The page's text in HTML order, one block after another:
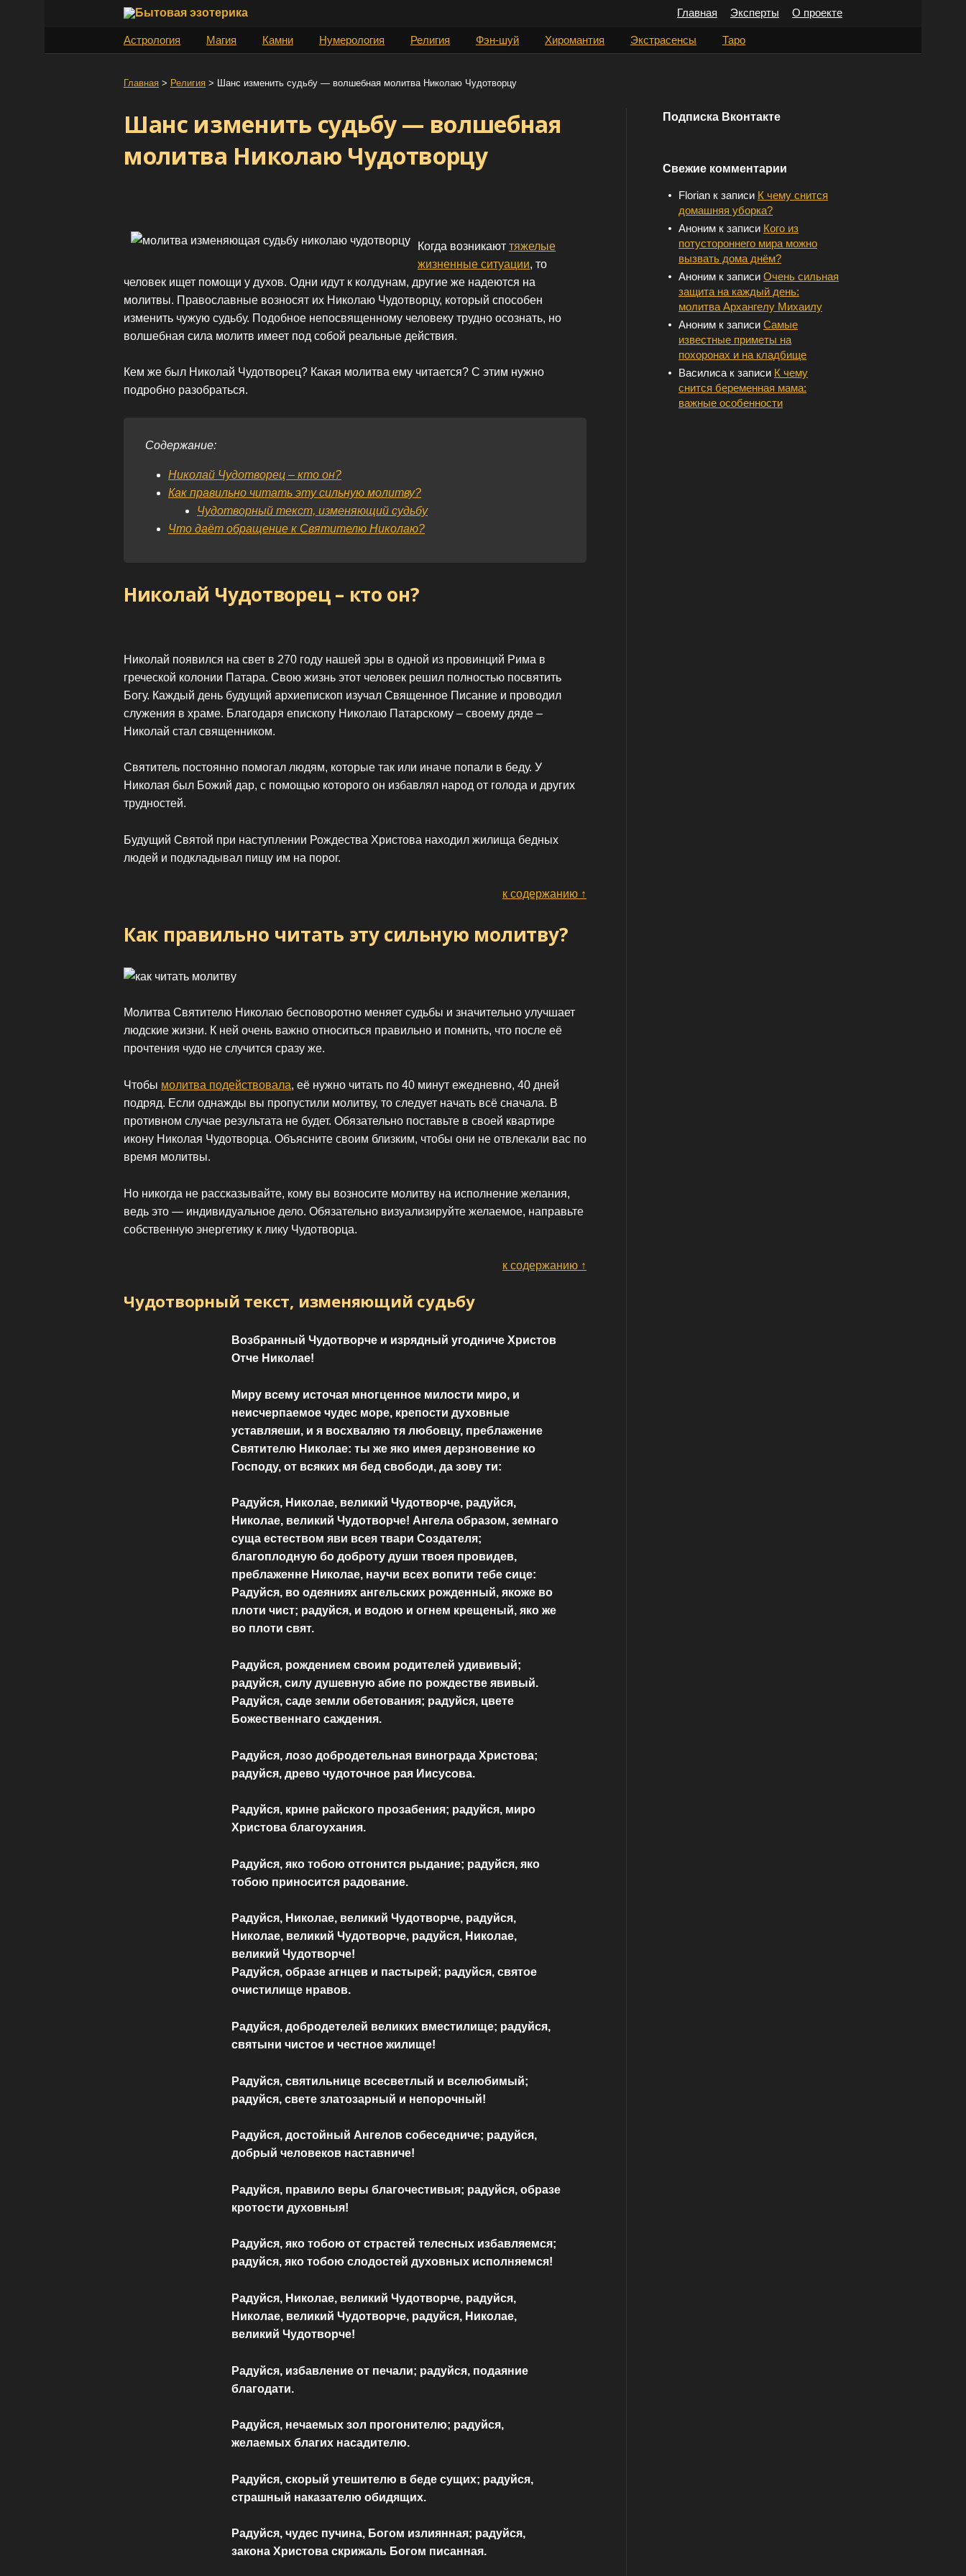
Главная Эксперты О проекте
Астрология Магия Камни Нумерология Религия Фэн-шуй Хиромантия Экстрасенсы Таро
Главная > Религия > Шанс изменить судьбу — волшебная молитва Николаю Чудотворцу
Шанс изменить судьбу — волшебная
молитва Николаю Чудотворцу
Когда возникают тяжелые
жизненные ситуации, то
человек ищет помощи у духов. Одни идут к колдунам, другие же надеются на
молитвы. Православные возносят их Николаю Чудотворцу, который способен
изменить чужую судьбу. Подобное непосвященному человеку трудно осознать, но
волшебная сила молитв имеет под собой реальные действия.
Кем же был Николай Чудотворец? Какая молитва ему читается? С этим нужно
подробно разобраться.
Содержание:
Николай Чудотворец – кто он?
Как правильно читать эту сильную молитву?
Чудотворный текст, изменяющий судьбу
Что даёт обращение к Святителю Николаю?
Николай Чудотворец – кто он?
Николай появился на свет в 270 году нашей эры в одной из провинций Рима в
греческой колонии Патара. Свою жизнь этот человек решил полностью посвятить
Богу. Каждый день будущий архиепископ изучал Священное Писание и проводил
служения в храме. Благодаря епископу Николаю Патарскому – своему дяде –
Николай стал священником.
Святитель постоянно помогал людям, которые так или иначе попали в беду. У
Николая был Божий дар, с помощью которого он избавлял народ от голода и других
трудностей.
Будущий Святой при наступлении Рождества Христова находил жилища бедных
людей и подкладывал пищу им на порог.
к содержанию ↑
Как правильно читать эту сильную молитву?
Молитва Святителю Николаю бесповоротно меняет судьбы и значительно улучшает
людские жизни. К ней очень важно относиться правильно и помнить, что после её
прочтения чудо не случится сразу же.
Чтобы молитва подействовала, её нужно читать по 40 минут ежедневно, 40 дней
подряд. Если однажды вы пропустили молитву, то следует начать всё сначала. В
противном случае результата не будет. Обязательно поставьте в своей квартире
икону Николая Чудотворца. Объясните своим близким, чтобы они не отвлекали вас по
время молитвы.
Но никогда не рассказывайте, кому вы возносите молитву на исполнение желания,
ведь это — индивидуальное дело. Обязательно визуализируйте желаемое, направьте
собственную энергетику к лику Чудотворца.
к содержанию ↑
Чудотворный текст, изменяющий судьбу
Возбранный Чудотворче и изрядный угодниче Христов
Отче Николае!
Миру всему источая многценное милости миро, и
неисчерпаемое чудес море, крепости духовные
уставляеши, и я восхваляю тя любовцу, преблажение
Святителю Николае: ты же яко имея дерзновение ко
Господу, от всяких мя бед свободи, да зову ти:
Радуйся, Николае, великий Чудотворче, радуйся,
Николае, великий Чудотворче! Ангела образом, земнаго
суща естеством яви всея твари Создателя;
благоплодную бо доброту души твоея провидев,
преблаженне Николае, научи всех вопити тебе сице:
Радуйся, во одеяниях ангельских рожденный, якоже во
плоти чист; радуйся, и водою и огнем крещеный, яко же
во плоти свят.
Радуйся, рождением своим родителей удививый;
радуйся, силу душевную абие по рождестве явивый.
Радуйся, саде земли обетования; радуйся, цвете
Божественнаго саждения.
Радуйся, лозо добродетельная винограда Христова;
радуйся, древо чудоточное рая Иисусова.
Радуйся, крине райского прозабения; радуйся, миро
Христова благоухания.
Радуйся, яко тобою отгонится рыдание; радуйся, яко
тобою приносится радование.
Радуйся, Николае, великий Чудотворче, радуйся,
Николае, великий Чудотворче, радуйся, Николае,
великий Чудотворче!
Радуйся, образе агнцев и пастырей; радуйся, святое
очистилище нравов.
Радуйся, добродетелей великих вместилище; радуйся,
святыни чистое и честное жилище!
Радуйся, святильнице всесветлый и вселюбимый;
радуйся, свете златозарный и непорочный!
Радуйся, достойный Ангелов собеседниче; радуйся,
добрый человеков наставниче!
Радуйся, правило веры благочестивыя; радуйся, образе
кротости духовныя!
Радуйся, яко тобою от страстей телесных избавляемся;
радуйся, яко тобою слодостей духовных исполняемся!
Радуйся, Николае, великий Чудотворче, радуйся,
Николае, великий Чудотворче, радуйся, Николае,
великий Чудотворче!
Радуйся, избавление от печали; радуйся, подаяние
благодати.
Радуйся, нечаемых зол прогонителю; радуйся,
желаемых благих насадителю.
Радуйся, скорый утешителю в беде сущих; радуйся,
страшный наказателю обидящих.
Радуйся, чудес пучина, Богом излиянная; радуйся,
закона Христова скрижаль Богом писанная.
Подписка Вконтакте
Свежие комментарии
Florian к записи К чему снится
домашняя уборка?
Аноним к записи Кого из
потустороннего мира можно
вызвать дома днём?
Аноним к записи Очень сильная
защита на каждый день:
молитва Архангелу Михаилу
Аноним к записи Самые
известные приметы на
похоронах и на кладбище
Василиса к записи К чему
снится беременная мама:
важные особенности